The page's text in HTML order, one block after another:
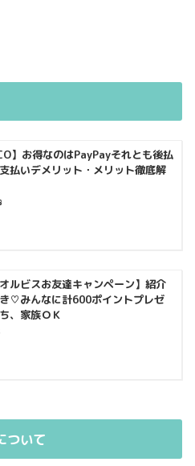
】お得なのはPayPayそれとも後払
払いデメリット・メリット徹底解
ルビスお友達キャンペーン】紹介
♡みんなに計600ポイントプレゼ
、家族ＯＫ
ついて